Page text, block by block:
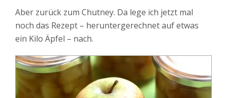
Aber zurück zum Chutney. Da lege ich jetzt mal
noch das Rezept – heruntergerechnet auf etwas
ein Kilo Äpfel – nach.